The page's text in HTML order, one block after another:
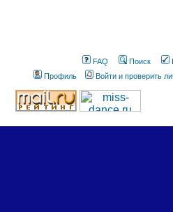
FAQ Поиск
Профиль
Войти и проверить